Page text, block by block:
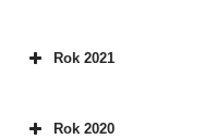
Rok 2021
Rok 2020